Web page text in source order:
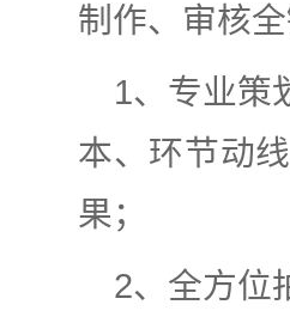
制作、审核
1、专业策
本、环节动
果；
2、全方位